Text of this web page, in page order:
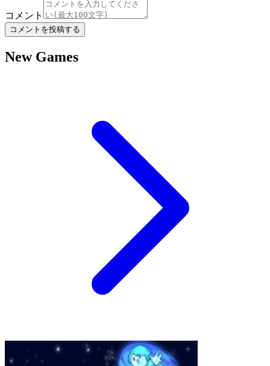
コメント
コメントを投稿する
New Games